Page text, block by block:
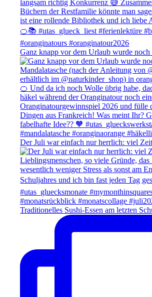
Ganz knapp vor dem Urlaub wurde noch
Der Juli war einfach nur herrlich: viel
Traditionelles Sushi-Essen am letzten